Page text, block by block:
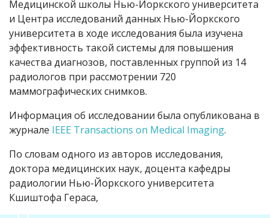
Медицинской школы Нью-Йоркского университета
и Центра исследований данных Нью-Йоркского
университета в ходе исследования была изучена
эффективность такой системы для повышения
качества диагнозов, поставленных группой из 14
радиологов при рассмотрении 720
маммографических снимков.
Информация об исследовании была опубликована в
журнале IEEE Transactions on Medical Imaging.
По словам одного из авторов исследования,
доктора медицинских наук, доцента кафедры
радиологии Нью-Йоркского университета
Кшиштофа Гераса,